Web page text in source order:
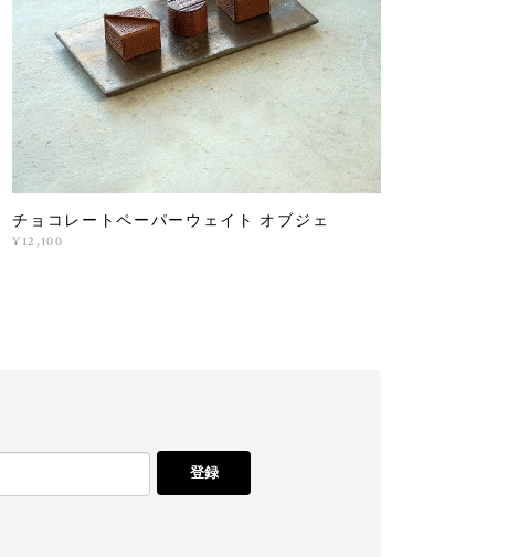
チョコレートペーパーウェイト オブジェ
¥12,100
登録